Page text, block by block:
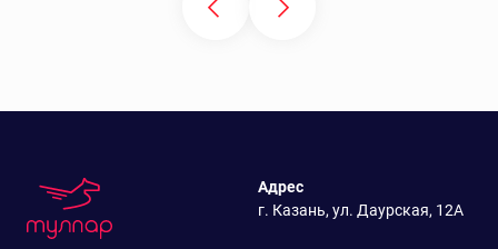
Адрес
г. Казань, ул. Даурская, 12А